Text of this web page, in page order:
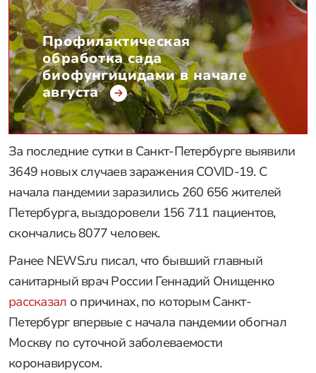
Профилактическая
обработка сада
биофунгицидами в начале
августа
За последние сутки в Санкт-Петербурге выявили
3649 новых случаев заражения COVID-19. С
начала пандемии заразились 260 656 жителей
Петербурга, выздоровели 156 711 пациентов,
скончались 8077 человек.
Ранее NEWS.ru писал, что бывший главный
санитарный врач России Геннадий Онищенко
рассказал о причинах, по которым Санкт-
Петербург впервые с начала пандемии обогнал
Москву по суточной заболеваемости
коронавирусом.